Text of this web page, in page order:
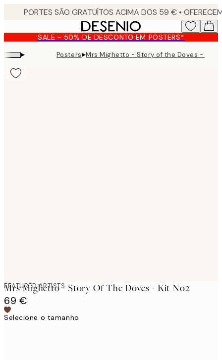
content. SALE - 50% DE DESCONTO EM POSTERS*
▸ Posters▸Mrs Mighetto - Story of the Doves - Kit
FEATURED ARTISTS
Mrs Mighetto - Story Of The Doves - Kit No2
69 €
Selecione o tamanho